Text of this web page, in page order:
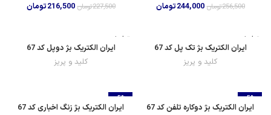
256,500تومان 244,000تومان 227,500تومان 216,500تومان
تمام شده
ایران الکتریک بژ تک پل کد 67
کلید و پریز
تمام شده
ایران الکتریک بژ دوپل کد 67
کلید و پریز
-5%
ایران الکتریک بژ دوکاره تلفن کد 67
-5%
ایران الکتریک بژ زنگ اخباری کد 67